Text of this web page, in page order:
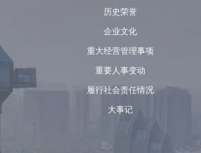
历史荣誉
企业文化
重大经营管理事项
重要人事变动
履行社会责任情况
大事记